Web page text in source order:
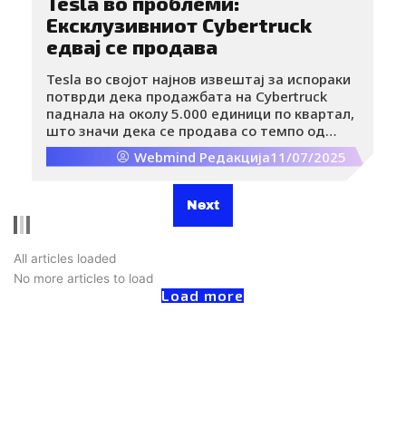
Ексклузивниот Cybertruck
едвај се продава
Tesla во својот најнов извештај за испораки
потврди дека продажбата на Cybertruck
паднала на околу 5.000 единици по квартал,
што значи дека се продава со темпо од
околу 20.000 возила годишно – бројка која е
далеку под планираниот производствен
капацитет од над 250.000 возила годишно.
Webmind Редакција11/07/2025
Next
All articles loaded
No more articles to load
Load more